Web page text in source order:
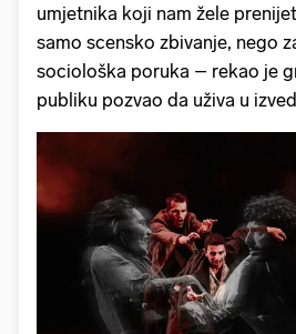
umjetnika koji nam žele
samo scensko zbivanje, nego
sociološka poruka – rekao je
publiku pozvao da uživa u